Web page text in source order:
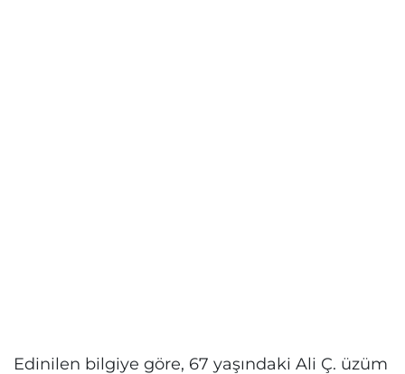
Edinilen bilgiye göre, 67 yaşındaki Ali Ç. üzüm